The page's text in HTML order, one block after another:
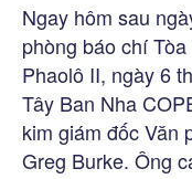
Ngay hôm sau
phòng báo chí
Phaolô II, ngày 6
Tây Ban Nha
kim giám đốc Văn
Greg Burke. Ông